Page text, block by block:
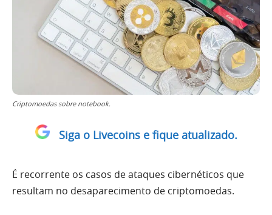
Criptomoedas sobre notebook.
Siga o Livecoins e fique atualizado.
É recorrente os casos de ataques cibernéticos que
resultam no desaparecimento de criptomoedas.